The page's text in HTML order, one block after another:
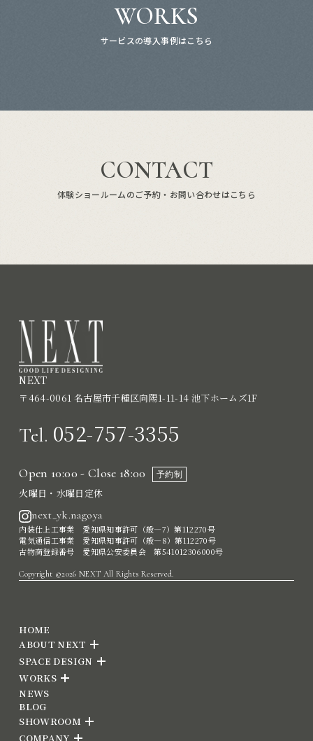
WORKS
サービスの導入事例はこちら
CONTACT
体験ショールームのご予約・お問い合わせはこちら
NEXT
〒464-0061 名古屋市千種区向陽1-11-14 池下ホームズ1F
Tel. 052-757-3355
Open 10:00 - Close 18:00 予約制
火曜日・水曜日定休
next_yk.nagoya
内装仕上工事業 愛知県知事許可（般―7）第112270号
電気通信工事業 愛知県知事許可（般―8）第112270号
古物商登録番号 愛知県公安委員会 第541012306000号
Copyright ©2026 NEXT All Rights Reserved.
HOME
ABOUT NEXT
SPACE DESIGN
WORKS
NEWS
BLOG
SHOWROOM
COMPANY